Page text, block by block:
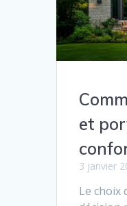
et
3 janvier
Le choix